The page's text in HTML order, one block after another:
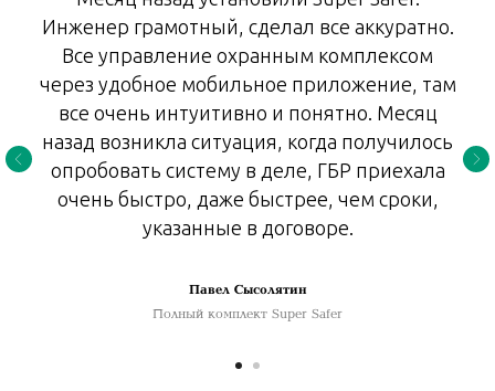
Инженер грамотный, сделал все аккуратно.
Все управление охранным комплексом
через удобное мобильное приложение, там
все очень интуитивно и понятно. Месяц
назад возникла ситуация, когда получилось
опробовать систему в деле, ГБР приехала
очень быстро, даже быстрее, чем сроки,
указанные в договоре.
Павел Сысолятин
Полный комплект Super Safer